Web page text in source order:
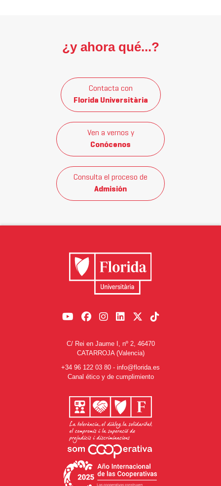
¿y ahora qué...?
Contacta con
Florida Universitària
Ven a vernos y
Conócenos
Consulta el proceso de
Admisión
C/ Rei en Jaume I, nº 2, 46470
CATARROJA (Valencia)
+34 96 122 03 80 - info@florida.es
Canal ético y de cumplimiento